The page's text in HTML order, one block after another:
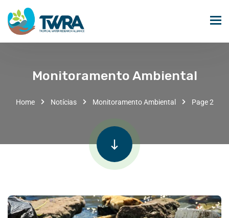
Monitoramento Ambiental
Home Notícias Monitoramento Ambiental Page 2